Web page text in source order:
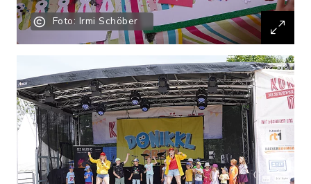
Foto: Irmi Schöber